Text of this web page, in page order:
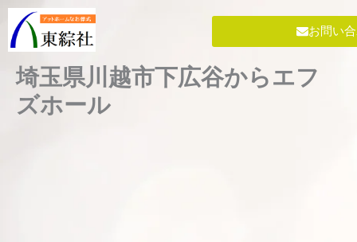
内
を
お問い
埼玉県川越市下広谷からエフ
ズホール